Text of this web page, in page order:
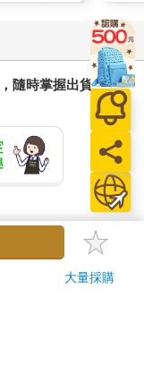
隨時掌握出貨動
電話要求您前往
當！
大量採購